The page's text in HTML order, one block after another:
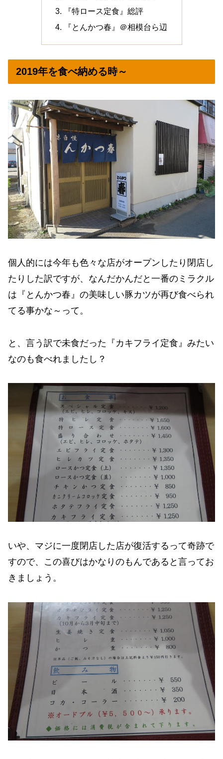
『特ロース定食』総評
『とんかつ春』＠相模台ら辺
2019年を食べ納める時～
個人的には今年も色々な店がオープンしたり閉店し
たりした訳ですが、なんだかんだと一番のミラクル
は『とんかつ春』の美味しい豚カツが再び食べられ
てる事かな～って。
と、言う訳で未食だった『カキフライ定食』みたい
なのも食べれましたし？
いや、マジに一度閉店した店が復活するって奇跡で
すので、この喜びはかなりのもんであると言ってお
きましょう。